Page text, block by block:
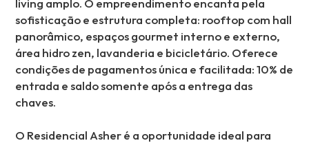
living amplo. O empreendimento encanta pela
sofisticação e estrutura completa: rooftop com hall
panorâmico, espaços gourmet interno e externo,
área hidro zen, lavanderia e bicicletário. Oferece
condições de pagamentos única e facilitada: 10% de
entrada e saldo somente após a entrega das
chaves.
O Residencial Asher é a oportunidade ideal para